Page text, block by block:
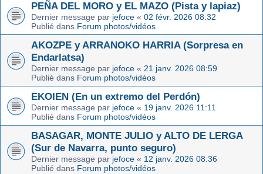
PEÑA DEL MORO y EL MAZO (Pista y lapiaz)
Dernier message par jefoce « 02 févr. 2026 08:32
Publié dans Forum photos/vidéos
AKOZPE y ARRANOKO HARRIA (Sorpresa en
Endarlatsa)
Dernier message par jefoce « 21 janv. 2026 08:59
Publié dans Forum photos/vidéos
EKOIEN (En un extremo del Perdón)
Dernier message par jefoce « 19 janv. 2026 11:11
Publié dans Forum photos/vidéos
BASAGAR, MONTE JULIO y ALTO DE LERGA
(Sur de Navarra, punto seguro)
Dernier message par jefoce « 12 janv. 2026 08:36
Publié dans Forum photos/vidéos